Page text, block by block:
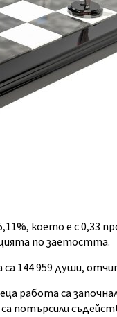
което е с 0,33
по заетостта.
са 144 959 души,
работа са
потърсили